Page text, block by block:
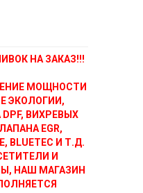
НА ЗАКАЗ!!!
МОЩНОСТИ
ЭКОЛОГИИ,
ВИХРЕВЫХ
EGR,
BLUETEC И Т.Д.
И
НАШ МАГАЗИН